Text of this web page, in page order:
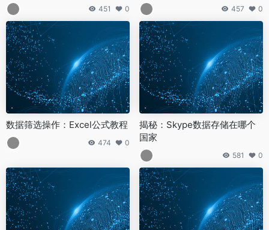
451 0 457 0
数据筛选操作：Excel公式教程
474 0
揭秘：Skype数据存储在哪个
国家
581 0